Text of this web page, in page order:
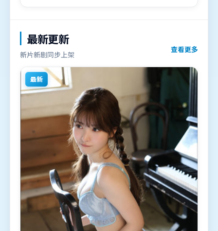
最新更新
新片新剧同步上架
查看更多
最新